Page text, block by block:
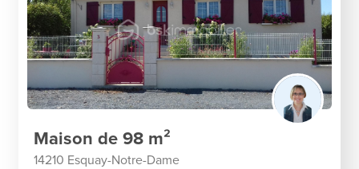
Maison de 98 m²
14210 Esquay-Notre-Dame